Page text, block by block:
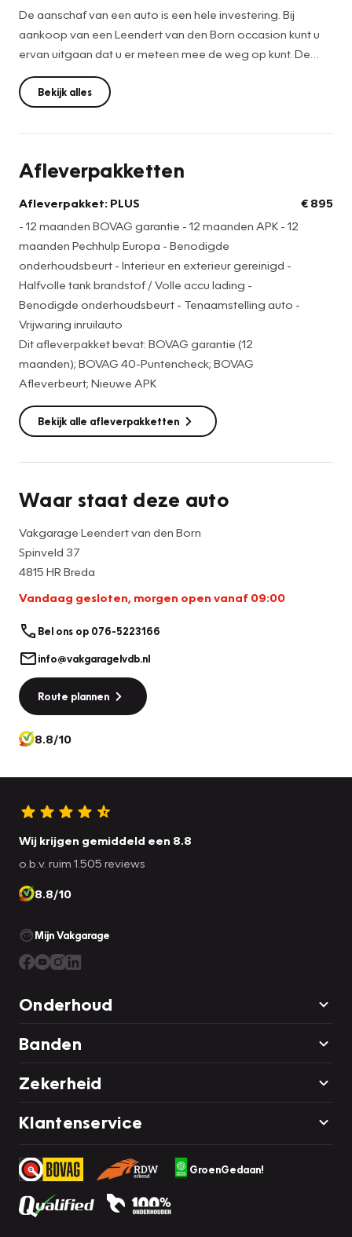
De aanschaf van een auto is een hele investering. Bij
aankoop van een Leendert van den Born occasion kunt u
ervan uitgaan dat u er meteen mee de weg op kunt. De
vraagprijs is dan ook een netto prijs (meeneemprijs). Wij
kunnen u naast deze meeneemprijs ook een extra service
aanbieden om met een nog geruster gevoel tot aanschaf
- 12 maanden BOVAG garantie
- 12 maanden APK
- 12 maanden Pechhulp Europa
- Benodigde onderhoudsbeurt
- Interieur en exterieur gereinigd
- Halfvolle tank brandstof / Volle accu lading
- Benodigde onderhoudsbeurt
- Tenaamstelling auto
- Vrijwaring inruilauto
Bekijk alles
Afleverpakketten
Afleverpakket: PLUS
- 12 maanden BOVAG garantie - 12 maanden APK - 12
maanden Pechhulp Europa - Benodigde
onderhoudsbeurt - Interieur en exterieur gereinigd -
Halfvolle tank brandstof / Volle accu lading -
Benodigde onderhoudsbeurt - Tenaamstelling auto -
Vrijwaring inruilauto
Dit afleverpakket bevat: BOVAG garantie (12
maanden); BOVAG 40-Puntencheck; BOVAG
Afleverbeurt; Nieuwe APK
€ 895
Bekijk alle afleverpakketten
Waar staat deze auto
Vakgarage Leendert van den Born
Spinveld 37
4815 HR Breda
Vandaag gesloten, morgen open vanaf 09:00
Bel ons op 076-5223166
info@vakgaragelvdb.nl
Route plannen
8.8/10
Wij krijgen gemiddeld een 8.8
o.b.v. ruim 1.505 reviews
8.8/10
Mijn Vakgarage
Onderhoud
Banden
Zekerheid
Klantenservice
GroenGedaan!